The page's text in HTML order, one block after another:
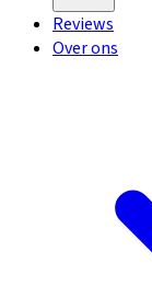
Reviews
Over ons